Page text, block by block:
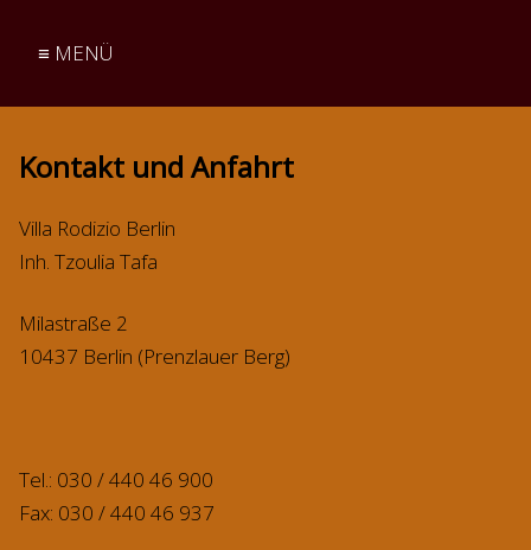
≡ MENÜ
Kontakt und Anfahrt
Villa Rodizio Berlin
Inh. Tzoulia Tafa
Milastraße 2
10437 Berlin (Prenzlauer Berg)
Tel.: 030 / 440 46 900
Fax: 030 / 440 46 937